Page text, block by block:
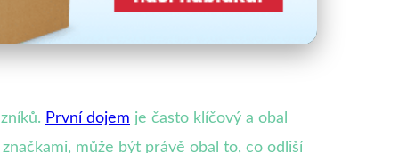
První dojem je často klíčový a obal
může být právě obal to, co odliší